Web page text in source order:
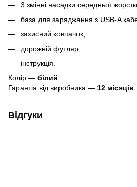
3 змінні насадки середньої
база для заряджання з USB-A
захисний ковпачок;
дорожній футляр;
інструкція.
Колір — білий.
Гарантія від виробника — 12 місяців.
Відгуки